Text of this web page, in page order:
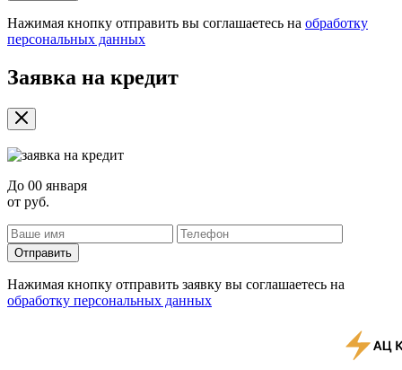
Нажимая кнопку отправить вы соглашаетесь на обработку
персональных данных
Заявка на кредит
До 00 января
от руб.
Отправить
Нажимая кнопку отправить заявку вы соглашаетесь на
обработку персональных данных